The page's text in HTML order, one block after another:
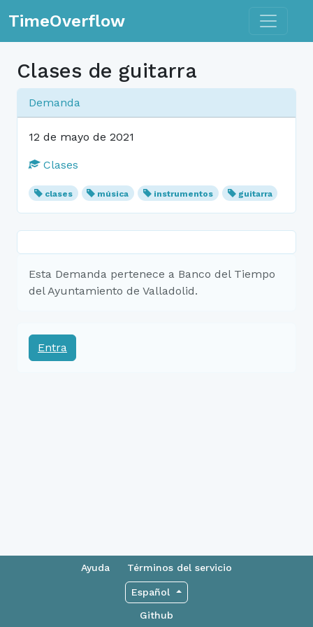
TimeOverflow Toggle
Clases de guitarra
Demanda
12 de mayo de 2021
Clases
clases música instrumentos guitarra
Esta Demanda pertenece a Banco del Tiempo
del Ayuntamiento de Valladolid.
Entra
Ayuda Términos del servicio
Español
Github